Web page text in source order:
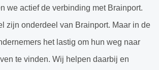
we actief de verbinding met Brainport.
zijn onderdeel van Brainport. Maar in de
het lastig om hun weg naar
te vinden. Wij helpen daarbij en